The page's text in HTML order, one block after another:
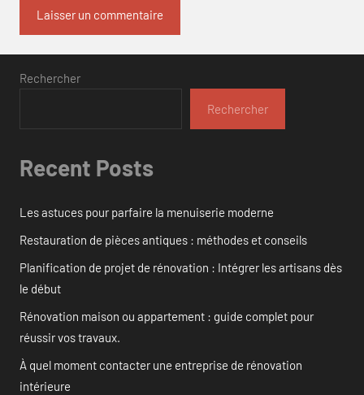
Rechercher
Rechercher
Recent Posts
Les astuces pour parfaire la menuiserie moderne
Restauration de pièces antiques : méthodes et conseils
Planification de projet de rénovation : Intégrer les artisans dès
le début
Rénovation maison ou appartement : guide complet pour
réussir vos travaux.
À quel moment contacter une entreprise de rénovation
intérieure